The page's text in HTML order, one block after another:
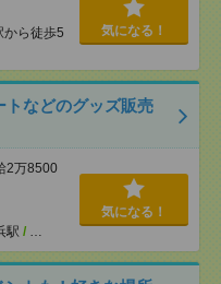
から徒歩5
気になる！
トなどのグッズ販売
2万8500
駅 / …
気になる！